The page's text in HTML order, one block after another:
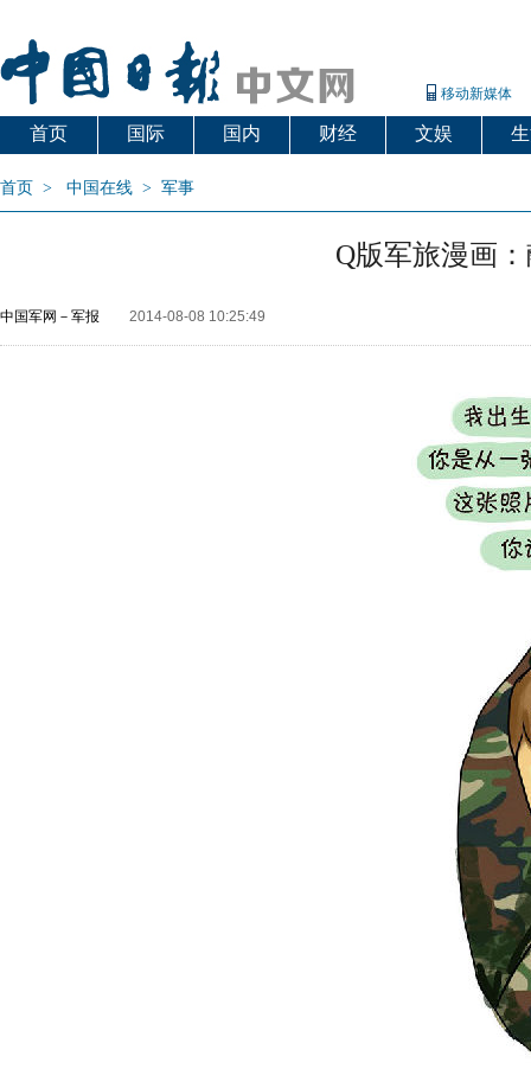
移动新媒体
首页 国际 国内 财经 文娱
首页 > 中国在线 > 军事
Q版军旅漫画
中国军网－军报 2014-08-08 10:25:49